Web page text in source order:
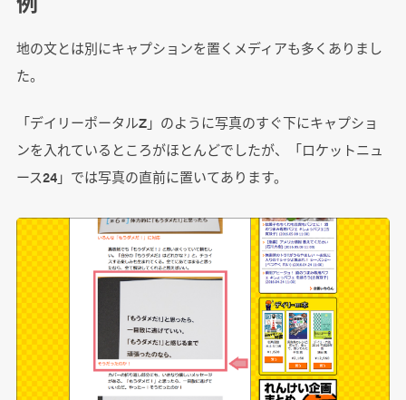
地の文とは別にキャプションを置くメディアも多くありまし
た。
「デイリーポータルZ」のように写真のすぐ下にキャプショ
ンを入れているところがほとんどでしたが、「ロケットニュ
ース24」では写真の直前に置いてあります。